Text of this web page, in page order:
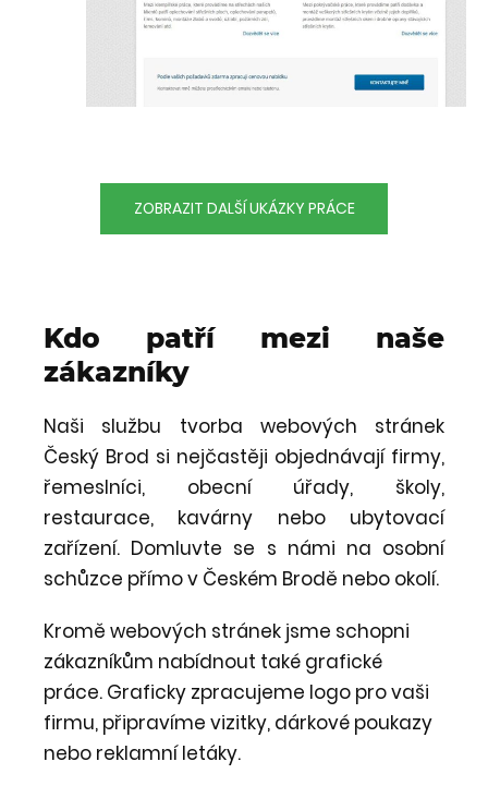
ZOBRAZIT DALŠÍ UKÁZKY PRÁCE
Kdo patří mezi naše
zákazníky
Naši službu tvorba webových stránek
Český Brod si nejčastěji objednávají firmy,
řemeslníci, obecní úřady, školy,
restaurace, kavárny nebo ubytovací
zařízení. Domluvte se s námi na osobní
schůzce přímo v Českém Brodě nebo okolí.
Kromě webových stránek jsme schopni
zákazníkům nabídnout také grafické
práce. Graficky zpracujeme logo pro vaši
firmu, připravíme vizitky, dárkové poukazy
nebo reklamní letáky.